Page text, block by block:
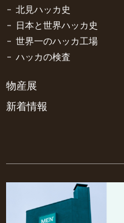
北見ハッカ史
日本と世界ハッカ史
世界一のハッカ工場
ハッカの検査
物産展
新着情報